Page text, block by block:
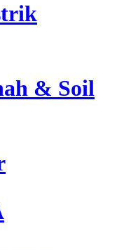
& Soil